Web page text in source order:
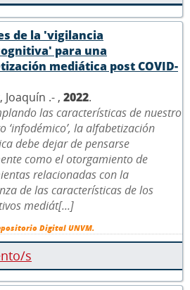
de la 'vigilancia
para una
mediática post COVID-
Joaquín .- , 2022.
las características de nuestro
‘infodémico’, la alfabetización
debe dejar de pensarse
como el otorgamiento de
relacionadas con la
de las características de los
mediát[...]
Digital UNVM.
s